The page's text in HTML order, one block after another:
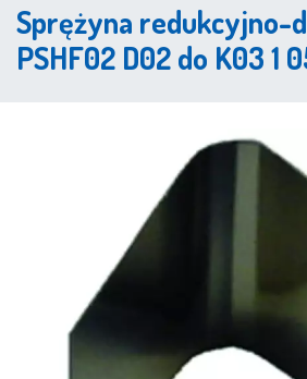
Sprężyna redukcyjno-
PSHF02 D02 do K03 1